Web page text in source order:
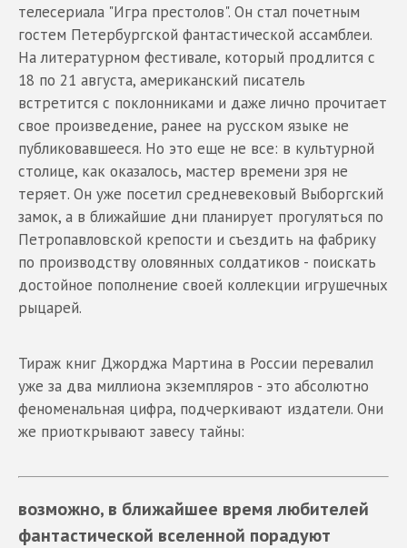
телесериала "Игра престолов". Он стал почетным
гостем Петербургской фантастической ассамблеи.
На литературном фестивале, который продлится с
18 по 21 августа, американский писатель
встретится с поклонниками и даже лично прочитает
свое произведение, ранее на русском языке не
публиковавшееся. Но это еще не все: в культурной
столице, как оказалось, мастер времени зря не
теряет. Он уже посетил средневековый Выборгский
замок, а в ближайшие дни планирует прогуляться по
Петропавловской крепости и съездить на фабрику
по производству оловянных солдатиков - поискать
достойное пополнение своей коллекции игрушечных
рыцарей.
Тираж книг Джорджа Мартина в России перевалил
уже за два миллиона экземпляров - это абсолютно
феноменальная цифра, подчеркивают издатели. Они
же приоткрывают завесу тайны:
возможно, в ближайшее время любителей
фантастической вселенной порадуют